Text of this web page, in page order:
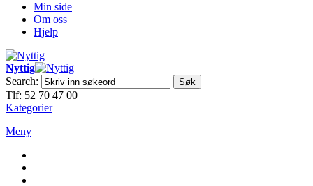
Min side
Om oss
Hjelp
Nyttig
Search:
Søk
Tlf: 52 70 47 00
Kategorier
Meny